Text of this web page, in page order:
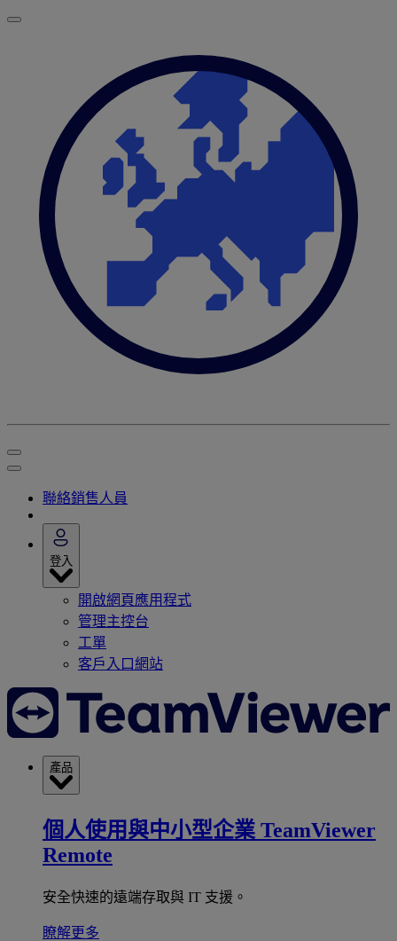
聯絡銷售人員
登入
開啟網頁應用程式
管理主控台
工單
客戶入口網站
產品
個人使用與中小型企業 TeamViewer
Remote
安全快速的遠端存取與 IT 支援。
瞭解更多